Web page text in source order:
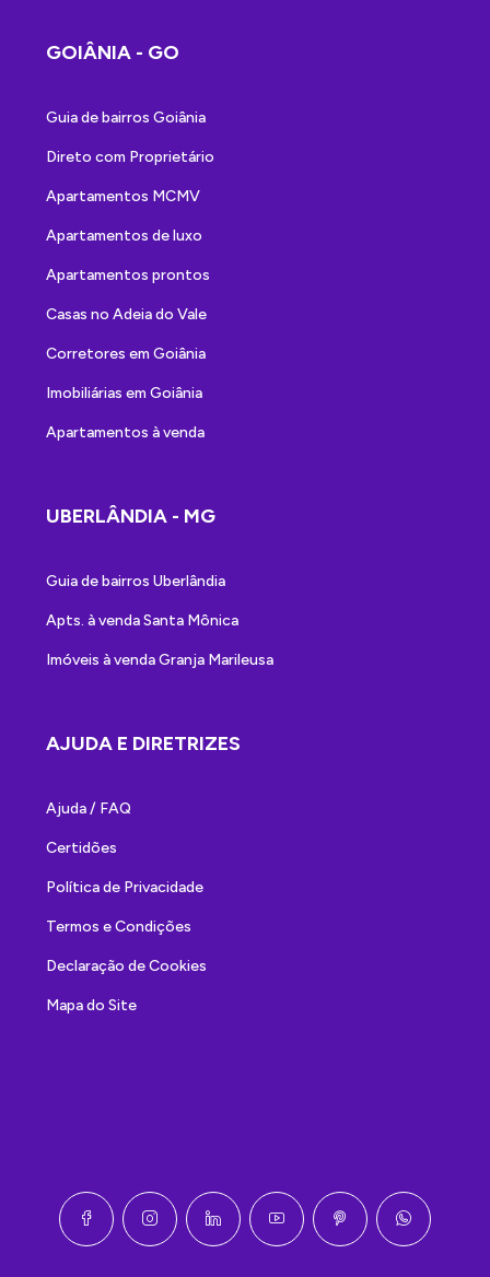
GOIÂNIA - GO
Guia de bairros Goiânia
Direto com Proprietário
Apartamentos MCMV
Apartamentos de luxo
Apartamentos prontos
Casas no Adeia do Vale
Corretores em Goiânia
Imobiliárias em Goiânia
Apartamentos à venda
UBERLÂNDIA - MG
Guia de bairros Uberlândia
Apts. à venda Santa Mônica
Imóveis à venda Granja Marileusa
AJUDA E DIRETRIZES
Ajuda / FAQ
Certidões
Política de Privacidade
Termos e Condições
Declaração de Cookies
Mapa do Site